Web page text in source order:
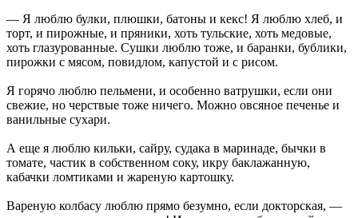
— Я люблю булки, плюшки, батоны и кекс! Я люблю хлеб, и
торт, и пирожные, и пряники, хоть тульские, хоть медовые,
хоть глазурованные. Сушки люблю тоже, и баранки, бублики,
пирожки с мясом, повидлом, капустой и с рисом.
Я горячо люблю пельмени, и особенно ватрушки, если они
свежие, но черствые тоже ничего. Можно овсяное печенье и
ванильные сухари.
А еще я люблю кильки, сайру, судака в маринаде, бычки в
томате, частик в собственном соку, икру баклажанную,
кабачки ломтиками и жареную картошку.
Вареную колбасу люблю прямо безумно, если докторская, —